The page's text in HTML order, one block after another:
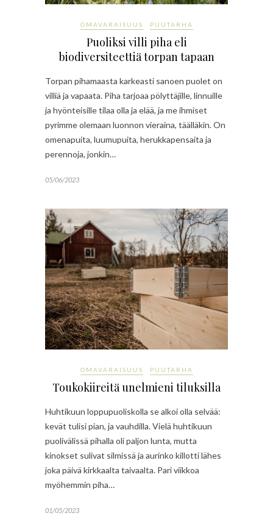
OMAVARAISUUS PUUTARHA
Puoliksi villi piha eli
biodiversiteettiä torpan tapaan
Torpan pihamaasta karkeasti sanoen puolet on
villiä ja vapaata. Piha tarjoaa pölyttäjille, linnuille
ja hyönteisille tilaa olla ja elää, ja me ihmiset
pyrimme olemaan luonnon vieraina, täälläkin. On
omenapuita, luumupuita, herukkapensaita ja
perennoja, jonkin…
05/06/2023
OMAVARAISUUS PUUTARHA
Toukokiireitä unelmieni tiluksilla
Huhtikuun loppupuoliskolla se alkoi olla selvää:
kevät tulisi pian, ja vauhdilla. Vielä huhtikuun
puolivälissä pihalla oli paljon lunta, mutta
kinokset sulivat silmissä ja aurinko killotti lähes
joka päivä kirkkaalta taivaalta. Pari viikkoa
myöhemmin piha…
01/05/2023